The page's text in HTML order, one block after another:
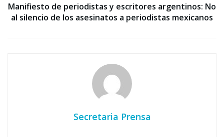
Manifiesto de periodistas y escritores argentinos: No
al silencio de los asesinatos a periodistas mexicanos
Secretaria Prensa